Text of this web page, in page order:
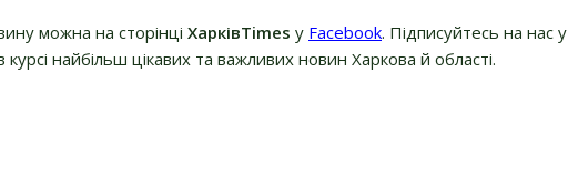
можна на сторінці ХарківTimes у Facebook. Підписуйтесь на нас у
найбільш цікавих та важливих новин Харкова й області.